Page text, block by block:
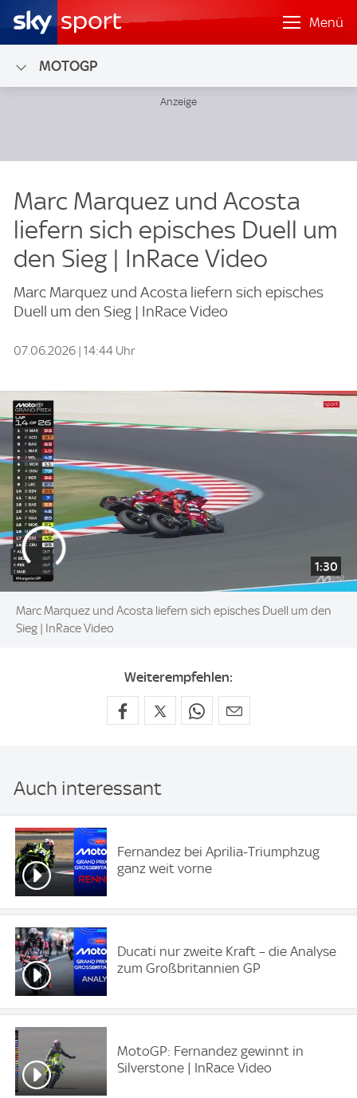
Menü
MOTOGP
Marc Marquez und Acosta
liefern sich episches Duell um
den Sieg | InRace Video
Marc Marquez und Acosta liefern sich episches
Duell um den Sieg | InRace Video
07.06.2026 | 14:44 Uhr
1:30
Marc Marquez und Acosta liefern sich episches Duell um den
Sieg | InRace Video
Weiterempfehlen:
Auch interessant
Fernandez bei Aprilia-Triumphzug
ganz weit vorne
Ducati nur zweite Kraft – die Analyse
zum Großbritannien GP
MotoGP: Fernandez gewinnt in
Silverstone | InRace Video